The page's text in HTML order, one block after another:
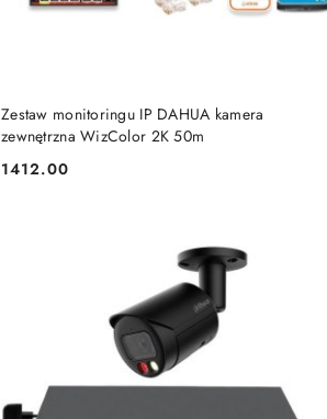
Zestaw monitoringu IP DAHUA kamera
zewnętrzna WizColor 2K 50m
Cena:
1412.00
BRAK TOWARU